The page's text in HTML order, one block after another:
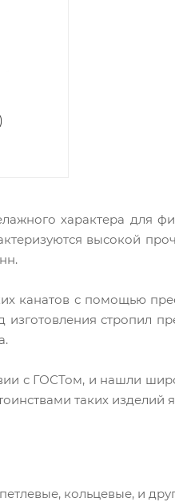
характера для
высокой
канатов с помощью
стропил
с ГОСТом, и нашли
таких изделий
кольцевые, и